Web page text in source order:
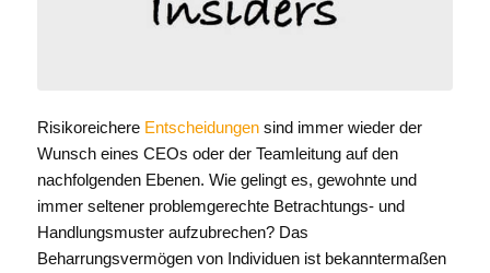
Risikoreichere Entscheidungensind immer wieder der
Wunsch eines CEOs oder der Teamleitung auf den
nachfolgenden Ebenen. Wie gelingt es, gewohnte und
immer seltener problemgerechte Betrachtungs- und
Handlungsmuster aufzubrechen? Das
Beharrungsvermögen von Individuen ist bekanntermaßen